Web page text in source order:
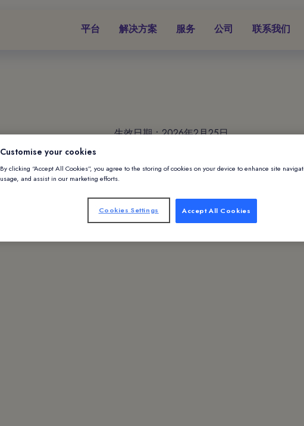
平台 解决方案 服务 公司 联系我们
生效日期：2026年2月25日
Alliants 有限公司隐私
Customise your cookies
By clicking “Accept All Cookies”, you agree to the storing of cookies on your device to enhance site
usage, and assist in our marketing efforts.
Accept All Cookies
Cookies Settings